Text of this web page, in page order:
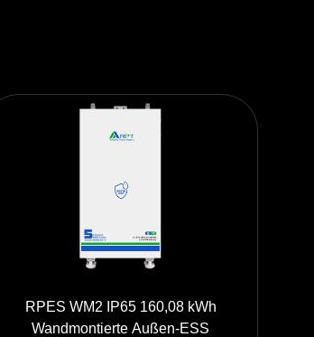
RPES WM2 IP65 160,08 kWh
Wandmontierte Außen-ESS